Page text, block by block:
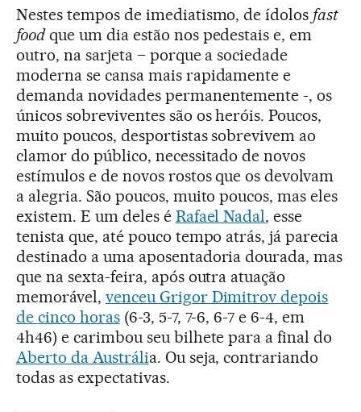
Nestes tempos de imediatismo, de ídolos fast
foodque um dia estão nos pedestais e, em
outro, na sarjeta – porque a sociedade
moderna se cansa mais rapidamente e
demanda novidades permanentemente -, os
únicos sobreviventes são os heróis. Poucos,
muito poucos, desportistas sobrevivem ao
clamor do público, necessitado de novos
estímulos e de novos rostos que os devolvam
a alegria. São poucos, muito poucos, mas eles
existem. E um deles é Rafael Nadal, esse
tenista que, até pouco tempo atrás, já parecia
destinado a uma aposentadoria dourada, mas
que na sexta-feira, após outra atuação
memorável, venceu Grigor Dimitrov depois
de cinco horas(6-3, 5-7, 7-6, 6-7 e 6-4, em
4h46) e carimbou seu bilhete para a final do
Aberto da Austrália. Ou seja, contrariando
todas as expectativas.